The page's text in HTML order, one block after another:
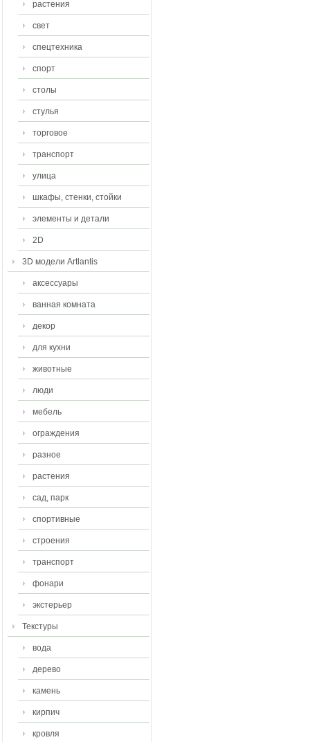
растения
свет
спецтехника
спорт
столы
стулья
торговое
транспорт
улица
шкафы, стенки, стойки
элементы и детали
2D
3D модели Artlantis
аксессуары
ванная комната
декор
для кухни
животные
люди
мебель
ограждения
разное
растения
сад, парк
спортивные
строения
транспорт
фонари
экстерьер
Текстуры
вода
дерево
камень
кирпич
кровля